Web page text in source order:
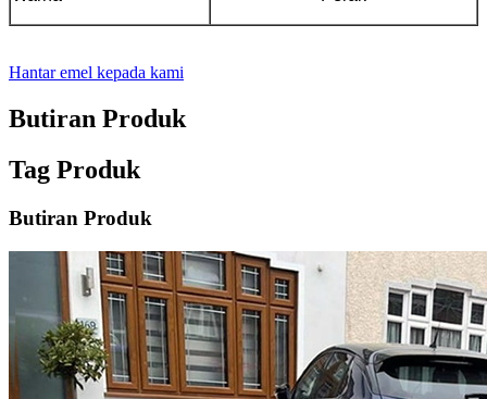
Hantar emel kepada kami
Butiran Produk
Tag Produk
Butiran Produk